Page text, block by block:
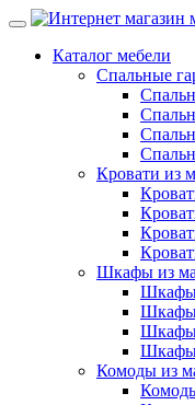
Каталог мебели
Спальные
Кровати из
Шкафы из
Шкафы
Шкафы
Шкафы
Шкафы
Комоды из